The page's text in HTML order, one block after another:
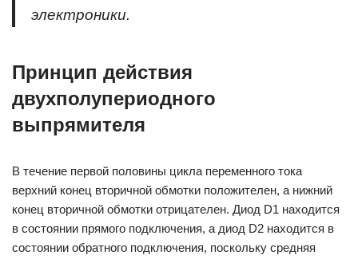
электроники.
Принцип действия
двухполупериодного
выпрямителя
В течение первой половины цикла переменного тока
верхний конец вторичной обмотки положителен, а нижний
конец вторичной обмотки отрицателен. Диод D1 находится
в состоянии прямого подключения, а диод D2 находится в
состоянии обратного подключения, поскольку средняя